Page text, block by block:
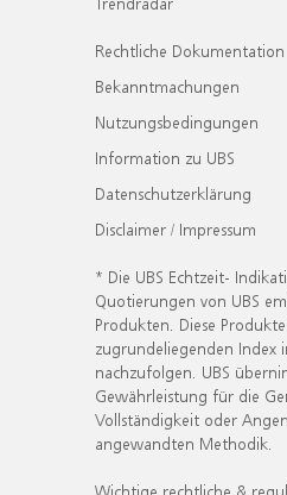
Rechtliche Dokumentation
Bekanntmachungen
Nutzungsbedingungen
Information zu UBS
Datenschutzerklärung
Disclaimer / Impressum
* Die UBS Echtzeit-
Quotierungen von UBS
Produkten. Diese
zugrundeliegenden Index
nachzufolgen. UBS
Gewährleistung für die
Vollständigkeit oder
angewandten Methodik.